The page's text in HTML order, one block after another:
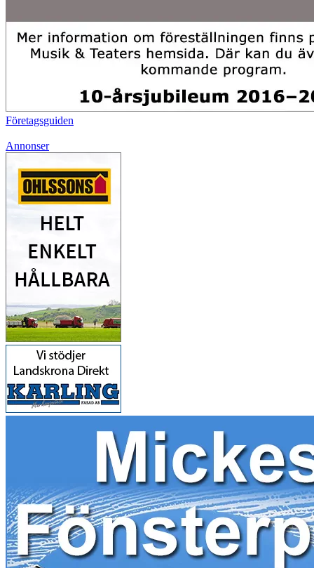
Företagsguiden
Annonser